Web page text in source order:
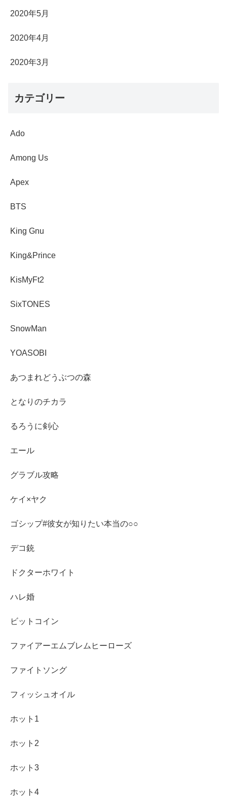
2020年5月
2020年4月
2020年3月
カテゴリー
Ado
Among Us
Apex
BTS
King Gnu
King&Prince
KisMyFt2
SixTONES
SnowMan
YOASOBI
あつまれどうぶつの森
となりのチカラ
るろうに剣心
エール
グラブル攻略
ケイ×ヤク
ゴシップ#彼女が知りたい本当の○○
デコ銃
ドクターホワイト
ハレ婚
ビットコイン
ファイアーエムブレムヒーローズ
ファイトソング
フィッシュオイル
ホット1
ホット2
ホット3
ホット4